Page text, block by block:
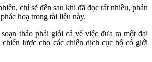
chỉ sẽ đến sau khi đã đọc rất nhiều, phản
hoạ trong tài liệu này.
thảo phải giỏi cả về việc đưa ra một đại
lược cho các chiến dịch cục bộ có giới